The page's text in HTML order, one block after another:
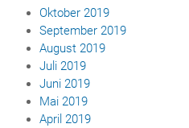
Oktober 2019
September 2019
August 2019
Juli 2019
Juni 2019
Mai 2019
April 2019